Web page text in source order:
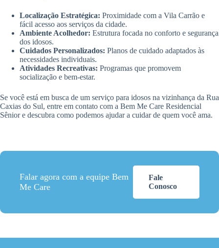
Localização Estratégica: Proximidade com a Vila Carrão e
fácil acesso aos serviços da cidade.
Ambiente Acolhedor: Estrutura focada no conforto e segurança
dos idosos.
Cuidados Personalizados: Planos de cuidado adaptados às
necessidades individuais.
Atividades Recreativas: Programas que promovem
socialização e bem-estar.
Se você está em busca de um serviço para idosos na vizinhança da Rua
Caxias do Sul, entre em contato com a Bem Me Care Residencial
Sênior e descubra como podemos ajudar a cuidar de quem você ama.
Falar agora com a equipe Bem
Me Care
Fale
Conosco